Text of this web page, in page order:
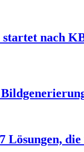
startet nach
Lösungen,